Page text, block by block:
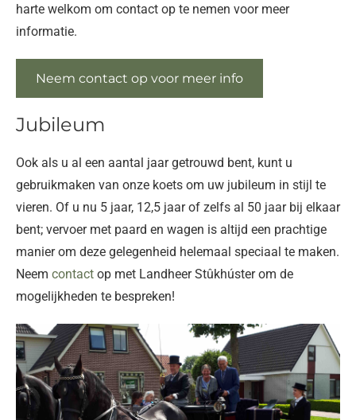
harte welkom om contact op te nemen voor meer
informatie.
Neem contact op voor meer info
Jubileum
Ook als u al een aantal jaar getrouwd bent, kunt u
gebruikmaken van onze koets om uw jubileum in stijl te
vieren. Of u nu 5 jaar, 12,5 jaar of zelfs al 50 jaar bij elkaar
bent; vervoer met paard en wagen is altijd een prachtige
manier om deze gelegenheid helemaal speciaal te maken.
Neem contact op met Landheer Stûkhúster om de
mogelijkheden te bespreken!